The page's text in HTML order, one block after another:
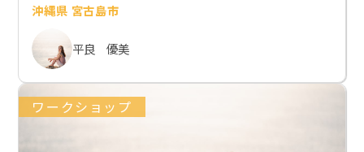
沖縄県 宮古島市
平良 優美
ワークショップ